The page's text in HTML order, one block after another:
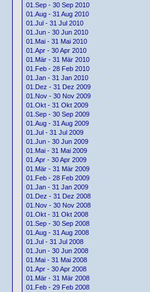
01.Sep - 30 Sep 2010
01.Aug - 31 Aug 2010
01.Jul - 31 Jul 2010
01.Jun - 30 Jun 2010
01.Mai - 31 Mai 2010
01.Apr - 30 Apr 2010
01.Mär - 31 Mär 2010
01.Feb - 28 Feb 2010
01.Jan - 31 Jan 2010
01.Dez - 31 Dez 2009
01.Nov - 30 Nov 2009
01.Okt - 31 Okt 2009
01.Sep - 30 Sep 2009
01.Aug - 31 Aug 2009
01.Jul - 31 Jul 2009
01.Jun - 30 Jun 2009
01.Mai - 31 Mai 2009
01.Apr - 30 Apr 2009
01.Mär - 31 Mär 2009
01.Feb - 28 Feb 2009
01.Jan - 31 Jan 2009
01.Dez - 31 Dez 2008
01.Nov - 30 Nov 2008
01.Okt - 31 Okt 2008
01.Sep - 30 Sep 2008
01.Aug - 31 Aug 2008
01.Jul - 31 Jul 2008
01.Jun - 30 Jun 2008
01.Mai - 31 Mai 2008
01.Apr - 30 Apr 2008
01.Mär - 31 Mär 2008
01.Feb - 29 Feb 2008